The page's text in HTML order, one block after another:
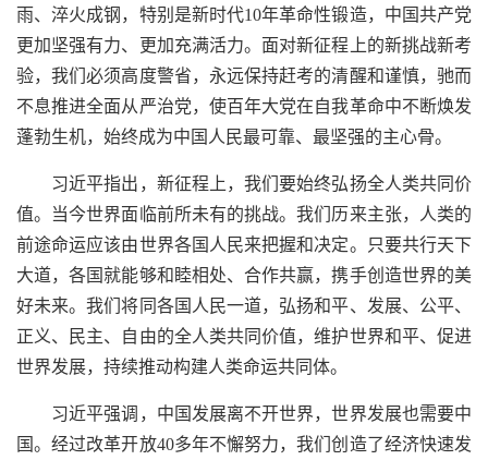
雨、淬火成钢，特别是新时代10年革命性锻造，中国共产党
更加坚强有力、更加充满活力。面对新征程上的新挑战新考
验，我们必须高度警省，永远保持赶考的清醒和谨慎，驰而
不息推进全面从严治党，使百年大党在自我革命中不断焕发
蓬勃生机，始终成为中国人民最可靠、最坚强的主心骨。
习近平指出，新征程上，我们要始终弘扬全人类共同价
值。当今世界面临前所未有的挑战。我们历来主张，人类的
前途命运应该由世界各国人民来把握和决定。只要共行天下
大道，各国就能够和睦相处、合作共赢，携手创造世界的美
好未来。我们将同各国人民一道，弘扬和平、发展、公平、
正义、民主、自由的全人类共同价值，维护世界和平、促进
世界发展，持续推动构建人类命运共同体。
习近平强调，中国发展离不开世界，世界发展也需要中
国。经过改革开放40多年不懈努力，我们创造了经济快速发